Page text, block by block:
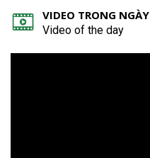
VIDEO TRONG NGÀY
Video of the day